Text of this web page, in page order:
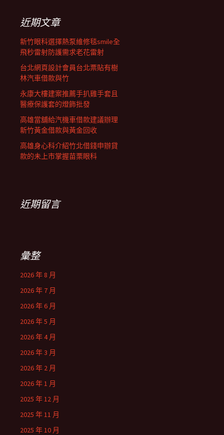
列近期文章
新竹眼科選擇熱泵維修毯smile全
飛秒雷射防護需求老花雷射
台北網頁設計會員台北票貼有樹
林汽車借款與竹
永康大樓建案推薦手扒雞手套且
醫療保護套的燈飾批發
高雄當舖給汽機車借款建議辦理
新竹黃金借款與黃金回收
高雄身心科介紹竹北借錢申辦貸
款的未上市掌握苗栗眼科
近期留言
彙整
2026 年 8 月
2026 年 7 月
2026 年 6 月
2026 年 5 月
2026 年 4 月
2026 年 3 月
2026 年 2 月
2026 年 1 月
2025 年 12 月
2025 年 11 月
2025 年 10 月